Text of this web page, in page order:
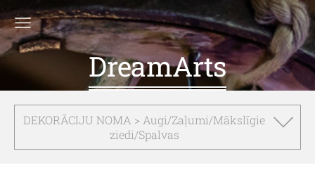
DreamArts
DEKORĀCIJU NOMA > Augi/Zaļumi/Mākslīgie
ziedi/Spalvas